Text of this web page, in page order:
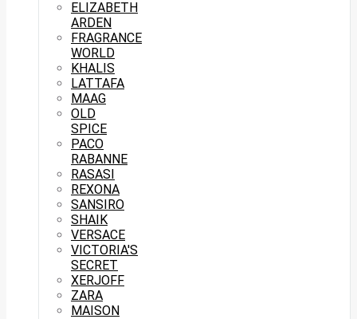
ELIZABETH
ARDEN
FRAGRANCE
WORLD
KHALIS
LATTAFA
MAAG
OLD
SPICE
PACO
RABANNE
RASASI
REXONA
SANSIRO
SHAIK
VERSACE
VICTORIA'S
SECRET
XERJOFF
ZARA
MAISON